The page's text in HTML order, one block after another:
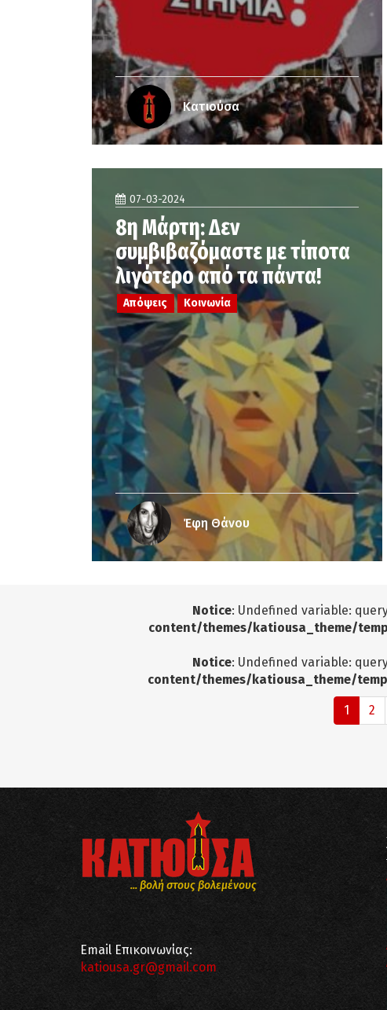
Κατιούσα
07-03-2024
8η Μάρτη: Δεν
συμβιβαζόμαστε με τίποτα
λιγότερο από τα πάντα!
Απόψεις Κοινωνία
Έφη Θάνου
Notice: Undefined variable:
content/themes/katiousa_theme/
Notice: Undefined variable:
content/themes/katiousa_theme/
1 2
... βολή στους βολεμένους
Email Επικοινωνίας:
katiousa.gr@gmail.com